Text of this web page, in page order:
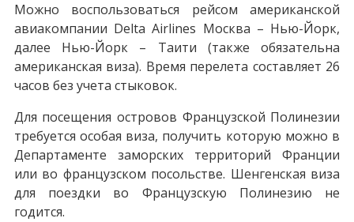
Можно воспользоваться рейсом американской
авиакомпании Delta Airlines Москва – Нью-Йорк,
далее Нью-Йорк – Таити (также обязательна
американская виза). Время перелета составляет 26
часов без учета стыковок.
Для посещения островов Французской Полинезии
требуется особая виза, получить которую можно в
Департаменте заморских территорий Франции
или во французском посольстве. Шенгенская виза
для поездки во Французскую Полинезию не
годится.